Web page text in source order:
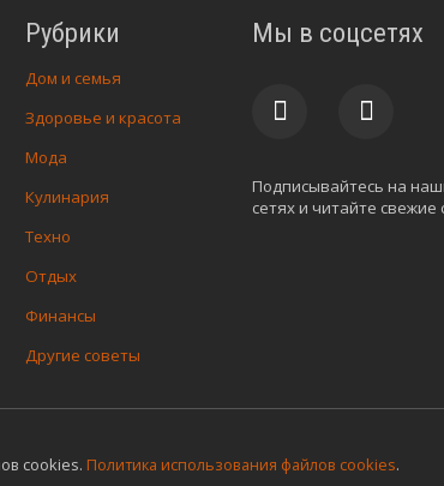
Рубрики
Дом и семья
Здоровье и красота
Мода
Кулинария
Техно
Отдых
Финансы
Другие советы
Мы в соцсетях
Подписывайтесь на
сетях и читайте
cookies. Политика использования файлов cookies.